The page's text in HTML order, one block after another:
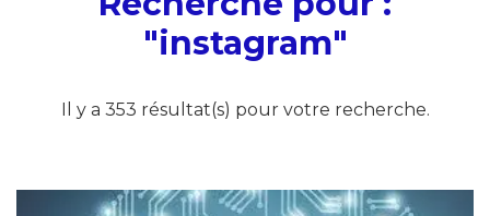
"instagram"
Il y a 353 résultat(s) pour votre recherche.